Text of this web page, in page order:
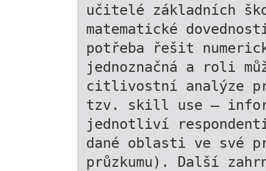
učitelé základních
matematické
potřeba řešit
jednoznačná a roli
citlivostní analýze
tzv. skill use –
jednotliví
dané oblasti ve své
průzkumu). Další